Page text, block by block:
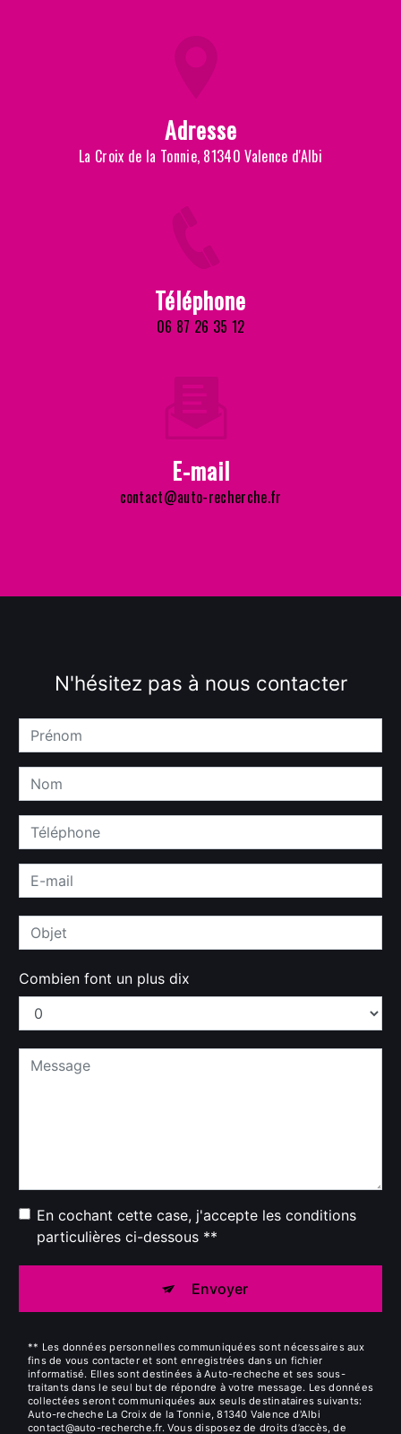
Adresse
La Croix de la Tonnie, 81340 Valence d'Albi
Téléphone
06 87 26 35 12
E-mail
contact@auto-recherche.fr
N'hésitez pas à nous contacter
Combien font un plus dix
En cochant cette case, j'accepte les conditions
particulières ci-dessous **
Envoyer
** Les données personnelles communiquées sont nécessaires aux
fins de vous contacter et sont enregistrées dans un fichier
informatisé. Elles sont destinées à Auto-recheche et ses sous-
traitants dans le seul but de répondre à votre message. Les données
collectées seront communiquées aux seuls destinataires suivants:
Auto-recheche La Croix de la Tonnie, 81340 Valence d'Albi
contact@auto-recherche.fr. Vous disposez de droits d’accès, de